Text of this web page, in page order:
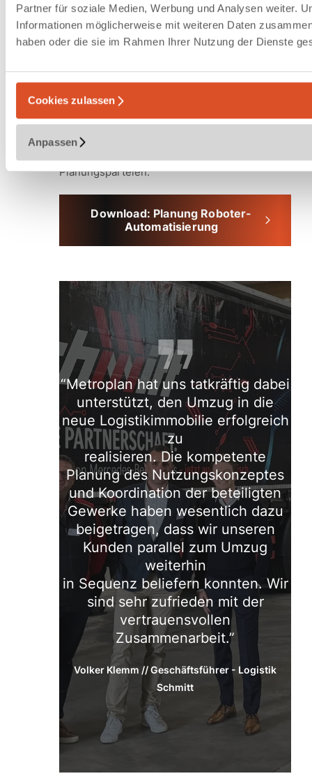
Partner für soziale Medien, Werbung und Analysen weiter.
Informationen möglicherweise mit weiteren Daten
haben oder die sie im Rahmen Ihrer Nutzung der Dienste
Cookies zulassen
Anpassen
angestrebte Leistungsniveau.
Noch mehr zur Planung von
Robotik-Automatisierung
In unserem Leitfaden zeigen wir, worauf es bei
der Planung und Integration von
Automatisierungslösungen ankommt – von
Planungsparteien.
Download: Planung Roboter-
Automatisierung
Metroplan hat uns tatkräftig dabei
unterstützt, den Umzug in die
neue Logistikimmobilie erfolgreich
zu
realisieren. Die kompetente
Planung des Nutzungskonzeptes
und Koordination der beteiligten
Gewerke haben wesentlich dazu
beigetragen, dass wir unseren
Kunden parallel zum Umzug
weiterhin
in Sequenz beliefern konnten. Wir
sind sehr zufrieden mit der
vertrauensvollen
Zusammenarbeit.
Volker Klemm // Geschäftsführer - Logistik
Schmitt